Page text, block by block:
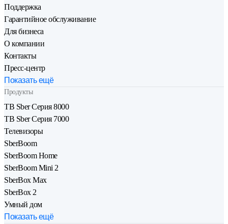
Поддержка
Гарантийное обслуживание
Для бизнеса
О компании
Контакты
Пресс-центр
Показать ещё
Продукты
ТВ Sber Серия 8000
ТВ Sber Серия 7000
Телевизоры
SberBoom
SberBoom Home
SberBoom Mini 2
SberBox Max
SberBox 2
Умный дом
Показать ещё